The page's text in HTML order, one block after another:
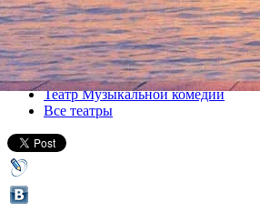
22 февраля 2013, пятница-03 марта
Версия для печати
Все спектакли
Театр Музыкальной комедии
Все театры